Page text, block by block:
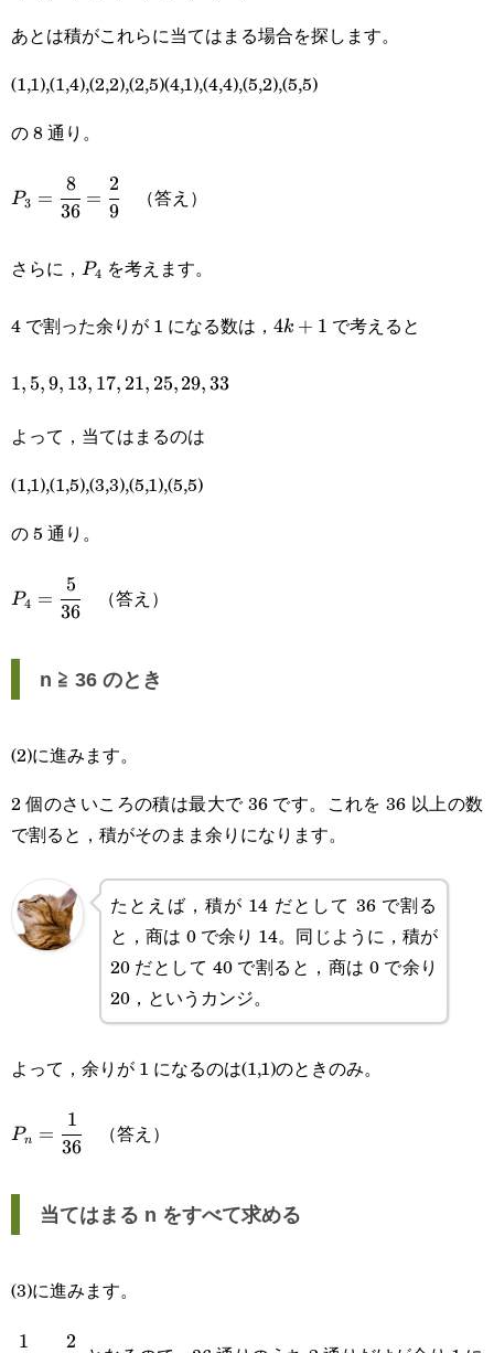
あとは積がこれらに当てはまる場合を探します。
(1,1),(1,4),(2,2),(2,5)(4,1),(4,4),(5,2),(5,5)
の 8 通り。
P_3=\cfrac{8}
{36}=\cfrac{2}
{9}
P3 =
36
8
=
9
2
（答え）
さらに， P_4
P4 を考えます。
4 で割った余りが 1 になる数は， 4k+1
4k + 1 で考えると
1,5,9,13,17,21,25,29,33
1, 5,9, 13, 17, 21, 25,29, 33
よって，当てはまるのは
(1,1),(1,5),(3,3),(5,1),(5,5)
の 5 通り。
P_4=\cfrac{5}
P4 =
36
5
（答え）
n ≧ 36 のとき
(2)に進みます。
2 個のさいころの積は最大で 36 です。これを 36 以上の数
で割ると，積がそのまま余りになります。
たとえば，積が 14 だとして 36 で割る
と，商は 0 で余り 14。同じように，積が
20 だとして 40 で割ると，商は 0 で余り
20，というカンジ。
よって，余りが 1 になるのは(1,1)のときのみ。
P_n=\cfrac{1}
Pn =
36
1
（答え）
当てはまる n をすべて求める
(3)に進みます。
\cfrac{1}
1 2